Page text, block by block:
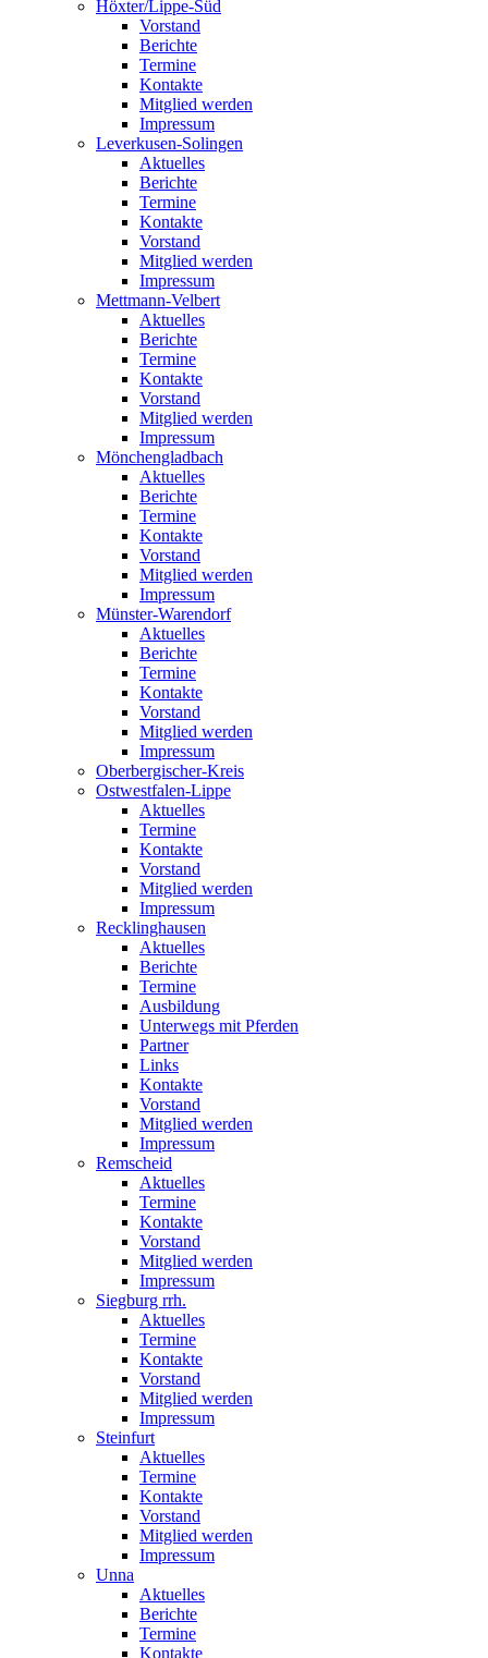
Höxter/Lippe-Süd
Vorstand
Berichte
Termine
Kontakte
Mitglied werden
Impressum
Leverkusen-Solingen
Aktuelles
Berichte
Termine
Kontakte
Vorstand
Mitglied werden
Impressum
Mettmann-Velbert
Aktuelles
Berichte
Termine
Kontakte
Vorstand
Mitglied werden
Impressum
Mönchengladbach
Aktuelles
Berichte
Termine
Kontakte
Vorstand
Mitglied werden
Impressum
Münster-Warendorf
Aktuelles
Berichte
Termine
Kontakte
Vorstand
Mitglied werden
Impressum
Oberbergischer-Kreis
Ostwestfalen-Lippe
Aktuelles
Termine
Kontakte
Vorstand
Mitglied werden
Impressum
Recklinghausen
Aktuelles
Berichte
Termine
Ausbildung
Unterwegs mit Pferden
Partner
Links
Kontakte
Vorstand
Mitglied werden
Impressum
Remscheid
Aktuelles
Termine
Kontakte
Vorstand
Mitglied werden
Impressum
Siegburg rrh.
Aktuelles
Termine
Kontakte
Vorstand
Mitglied werden
Impressum
Steinfurt
Aktuelles
Termine
Kontakte
Vorstand
Mitglied werden
Impressum
Unna
Aktuelles
Berichte
Termine
Kontakte